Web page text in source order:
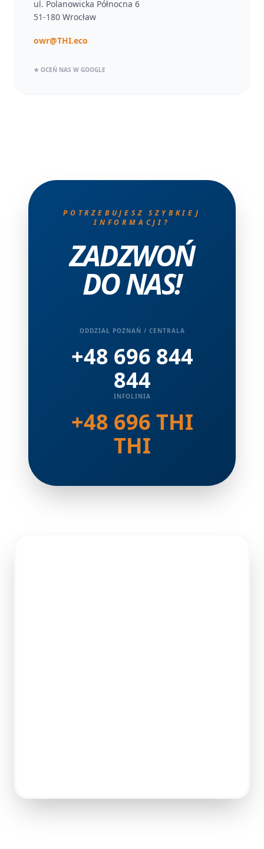
ul. Polanowicka Północna 6
51-180 Wrocław
owr@THI.eco
★ OCEŃ NAS W GOOGLE
POTRZEBUJESZ SZYBKIEJ
INFORMACJI?
ZADZWOŃ
DO NAS!
ODDZIAŁ POZNAŃ / CENTRALA
+48 696 844
844
INFOLINIA
+48 696 THI
THI